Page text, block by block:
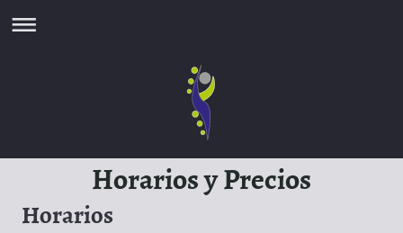
Horarios y Precios
Horarios